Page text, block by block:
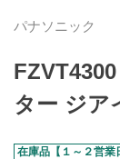
パナソニック
ター ジア
在庫品【１～２営業